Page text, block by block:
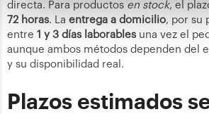
directa. Para productos en stock, el
72 horas. La entrega a domicilio, por su
entre 1 y 3 días laborablesuna vez el
aunque ambos métodos dependen del
y su disponibilidad real.
Plazos estimados